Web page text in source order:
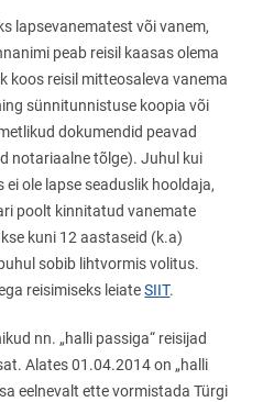
lapsevanematest või vanem,
peab reisil kaasas olema
koos reisil mitteosaleva vanema
sünnitunnistuse koopia või
dokumendid peavad
notariaalne tõlge). Juhul kui
ole lapse seaduslik hooldaja,
poolt kinnitatud vanemate
kuni 12 aastaseid (k.a)
sobib lihtvormis volitus.
reisimiseks leiateSIIT.
nn. „halli passiga“ reisijad
Alates 01.04.2014 on „halli
eelnevalt ette vormistada Türgi